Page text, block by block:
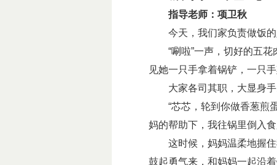
指导老师：项卫秋
今天，我们家负责做饭的
“唰啦”一声，切好的五花
见她一只手拿着锅铲，一只
大家各司其职，大显身手
“芯芯，轮到你做香葱煎蛋
妈的帮助下，我往锅里倒入
这时候，妈妈温柔地握住
鼓起勇气来，和妈妈一起沿